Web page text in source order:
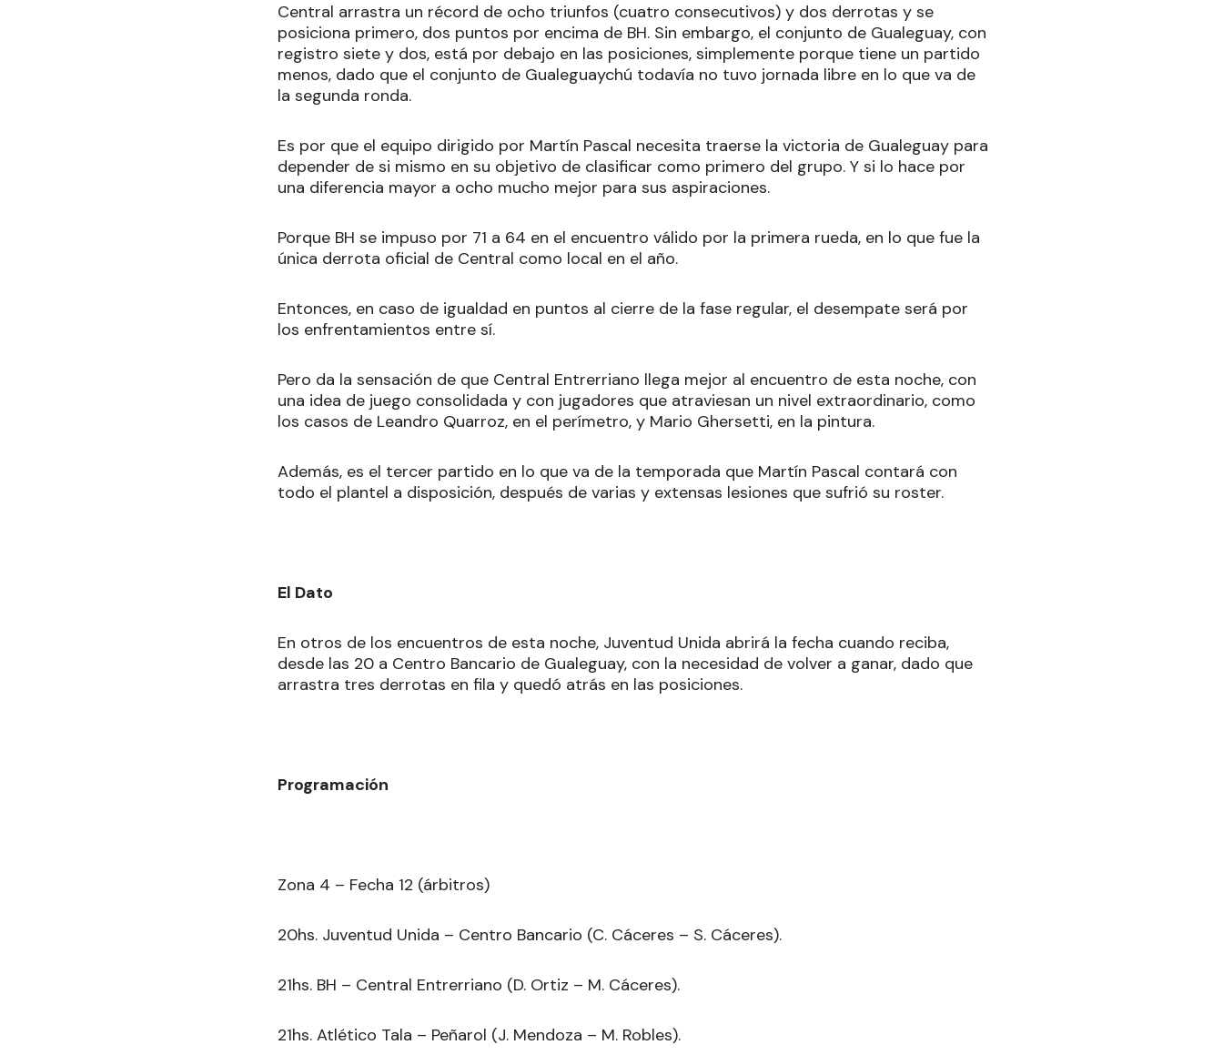
Central arrastra un récord de ocho triunfos (cuatro consecutivos) y dos derrotas y se
posiciona primero, dos puntos por encima de BH. Sin embargo, el conjunto de Gualeguay, con
registro siete y dos, está por debajo en las posiciones, simplemente porque tiene un partido
menos, dado que el conjunto de Gualeguaychú todavía no tuvo jornada libre en lo que va de
la segunda ronda.
Es por que el equipo dirigido por Martín Pascal necesita traerse la victoria de Gualeguay para
depender de si mismo en su objetivo de clasificar como primero del grupo. Y si lo hace por
una diferencia mayor a ocho mucho mejor para sus aspiraciones.
Porque BH se impuso por 71 a 64 en el encuentro válido por la primera rueda, en lo que fue la
única derrota oficial de Central como local en el año.
Entonces, en caso de igualdad en puntos al cierre de la fase regular, el desempate será por
los enfrentamientos entre sí.
Pero da la sensación de que Central Entrerriano llega mejor al encuentro de esta noche, con
una idea de juego consolidada y con jugadores que atraviesan un nivel extraordinario, como
los casos de Leandro Quarroz, en el perímetro, y Mario Ghersetti, en la pintura.
Además, es el tercer partido en lo que va de la temporada que Martín Pascal contará con
todo el plantel a disposición, después de varias y extensas lesiones que sufrió su roster.
El Dato
En otros de los encuentros de esta noche, Juventud Unida abrirá la fecha cuando reciba,
desde las 20 a Centro Bancario de Gualeguay, con la necesidad de volver a ganar, dado que
arrastra tres derrotas en fila y quedó atrás en las posiciones.
Programación
Zona 4 – Fecha 12 (árbitros)
20hs. Juventud Unida – Centro Bancario (C. Cáceres – S. Cáceres).
21hs. BH – Central Entrerriano (D. Ortiz – M. Cáceres).
21hs. Atlético Tala – Peñarol (J. Mendoza – M. Robles).